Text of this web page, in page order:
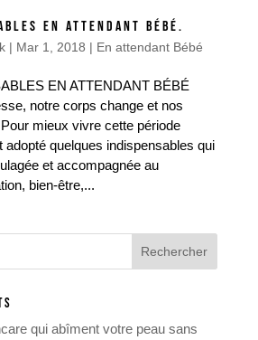
EN ATTENDANT BÉBÉ.
| Mar 1, 2018 | En attendant Bébé
EN ATTENDANT BÉBÉ
notre corps change et nos
mieux vivre cette période
adopté quelques indispensables qui
et accompagnée au
bien-être,...
qui abîment votre peau sans